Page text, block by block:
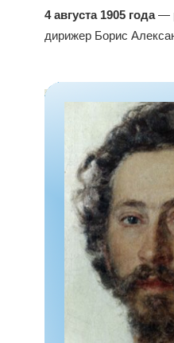
4 августа 1905 года—
дирижер Борис